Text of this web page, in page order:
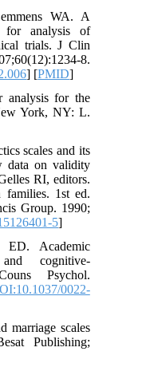
WA. A
for analysis of
trials. J Clin
8.
] [PMID
analysis for the
York, NY: L.
scales and its
data on validity
RI, editors.
families. 1st ed.
Group. 1990;
5
ED. Academic
and cognitive-
Psychol.
DOI:10.1037/0022-
marriage scales
Publishing;